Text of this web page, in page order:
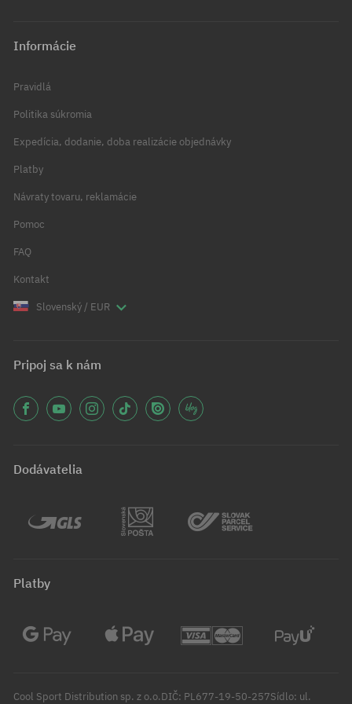
Informácie
Pravidlá
Politika súkromia
Expedícia, dodanie, doba realizácie objednávky
Platby
Návraty tovaru, reklamácie
Pomoc
FAQ
Kontakt
Slovenský / EUR
Pripoj sa k nám
Dodávatelia
Platby
Cool Sport Distribution sp. z o.o.DIČ: PL677-19-50-257Sídlo: ul.